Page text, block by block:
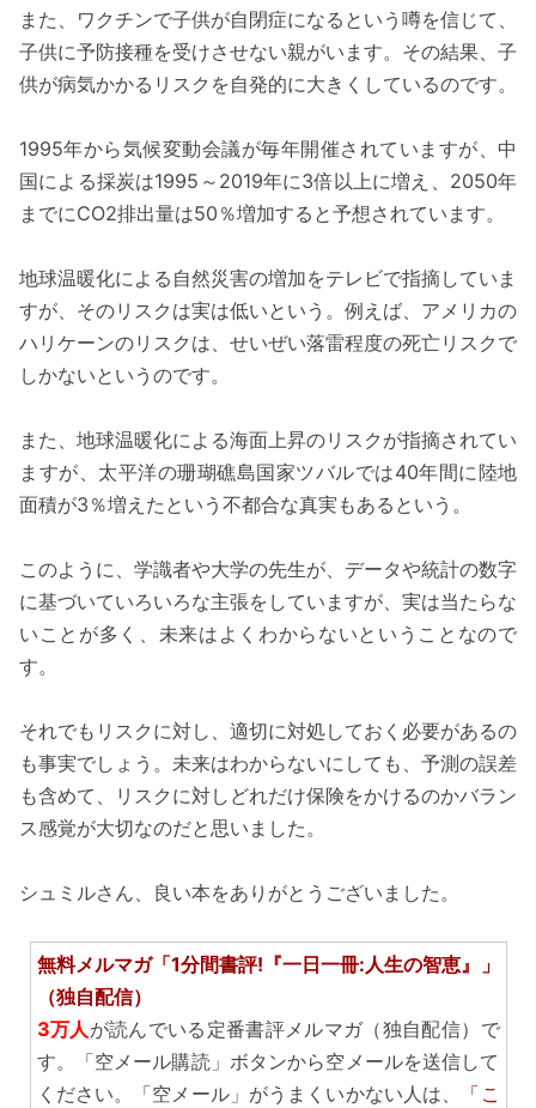
また、ワクチンで子供が自閉症になるという噂を信じて、
子供に予防接種を受けさせない親がいます。その結果、子
供が病気かかるリスクを自発的に大きくしているのです。
1995年から気候変動会議が毎年開催されていますが、中
国による採炭は1995～2019年に3倍以上に増え、2050年
までにCO2排出量は50％増加すると予想されています。
地球温暖化による自然災害の増加をテレビで指摘していま
すが、そのリスクは実は低いという。例えば、アメリカの
ハリケーンのリスクは、せいぜい落雷程度の死亡リスクで
しかないというのです。
また、地球温暖化による海面上昇のリスクが指摘されてい
ますが、太平洋の珊瑚礁島国家ツバルでは40年間に陸地
面積が3％増えたという不都合な真実もあるという。
このように、学識者や大学の先生が、データや統計の数字
に基づいていろいろな主張をしていますが、実は当たらな
いことが多く、未来はよくわからないということなので
す。
それでもリスクに対し、適切に対処しておく必要があるの
も事実でしょう。未来はわからないにしても、予測の誤差
も含めて、リスクに対しどれだけ保険をかけるのかバラン
ス感覚が大切なのだと思いました。
シュミルさん、良い本をありがとうございました。
無料メルマガ「1分間書評!『一日一冊:人生の智恵』」
（独自配信）
3万人が読んでいる定番書評メルマガ（独自配信）で
す。「空メール購読」ボタンから空メールを送信して
ください。「空メール」がうまくいかない人は、
「こ